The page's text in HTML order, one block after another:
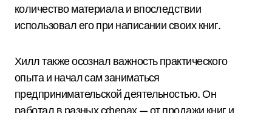
количество материала и впоследствии
использовал его при написании своих книг.
Хилл также осознал важность практического
опыта и начал сам заниматься
предпринимательской деятельностью. Он